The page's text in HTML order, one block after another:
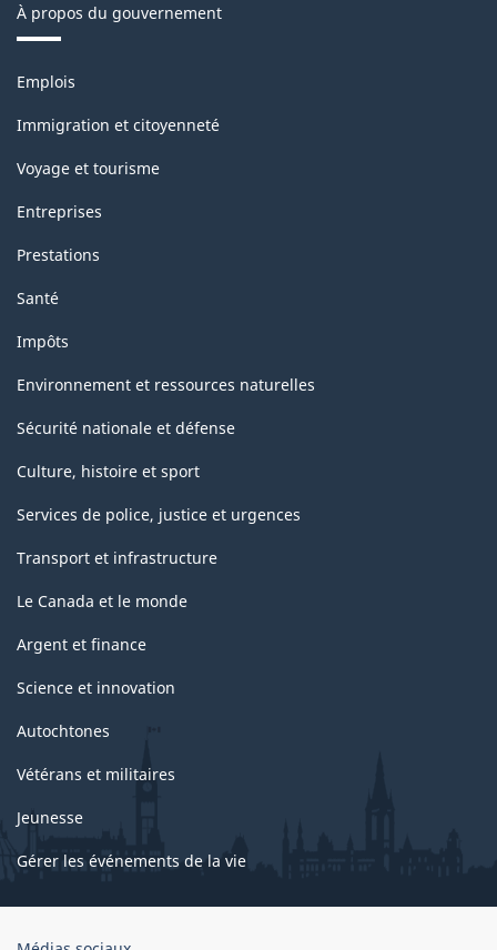
À propos du gouvernement
Thèmes
sujets
Emplois
Immigration et citoyenneté
Voyage et tourisme
Entreprises
Prestations
Santé
Impôts
Environnement et ressources naturelles
Sécurité nationale et défense
Culture, histoire et sport
Services de police, justice et urgences
Transport et infrastructure
Le Canada et le monde
Argent et finance
Science et innovation
Autochtones
Vétérans et militaires
Jeunesse
Gérer les événements de la vie
Organisation